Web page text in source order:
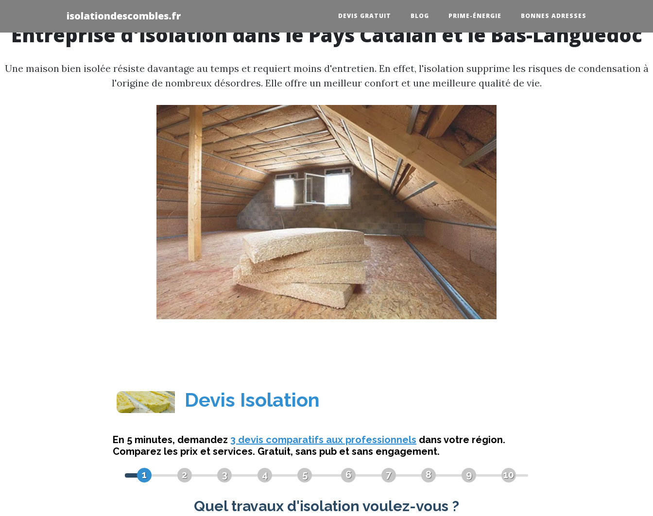
isolationdescombles.fr DEVIS GRATUIT BLOG PRIME-ÉNERGIE BONNES ADRESSES
Entreprise d'isolation dans le Pays Catalan et le Bas-Languedoc
Une maison bien isolée résiste davantage au temps et requiert moins d'entretien. En effet, l'isolation supprime les risques de condensation à
l'origine de nombreux désordres. Elle offre un meilleur confort et une meilleure qualité de vie.